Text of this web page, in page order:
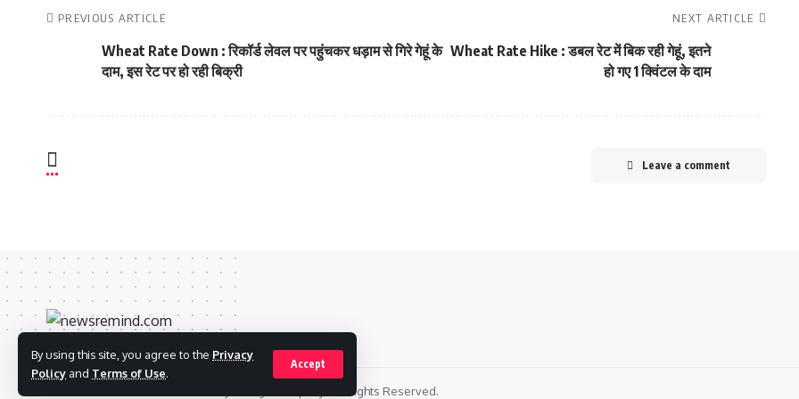
By using this site, you agree to the Privacy
Policy and Terms of Use.
Accept
PREVIOUS ARTICLE
Wheat Rate Down : रिकॉर्ड लेवल पर पहुंचकर धड़ाम से गिरे गेहूं के
दाम, इस रेट पर हो रही बिक्री
NEXT ARTICLE
Wheat Rate Hike : डबल रेट में बिक रही गेहूं, इतने
हो गए 1 क्विंटल के दाम
Leave a comment
© 2022 Foxiz News Network. Ruby Design Company. All Rights Reserved.